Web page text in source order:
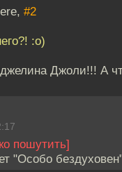
#2
:o)
Джоли!!! А
пошутить]
"Особо